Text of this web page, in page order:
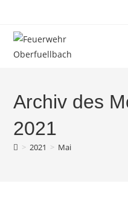
springen
Archiv des
2021
> 2021 > Mai